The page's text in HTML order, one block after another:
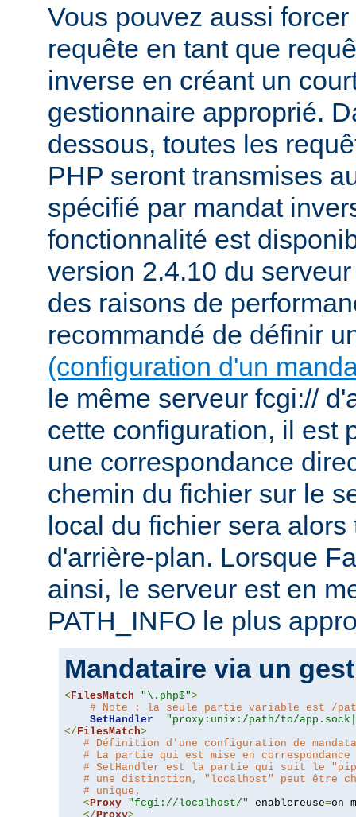
Vous pouvez aussi
requête en tant que
inverse en créant un
gestionnaire approprié.
dessous, toutes les
PHP seront transmises
spécifié par mandat
fonctionnalité est
version 2.4.10 du
des raisons de
recommandé de définir
(configuration d'un
le même serveur fcgi://
cette configuration, il est
une correspondance
chemin du fichier sur le
local du fichier sera
d'arrière-plan. Lorsque
ainsi, le serveur est en
PATH_INFO le plus
Mandataire via un
< FilesMatch "\.php$">
# Note : la seule partie variable est /
SetHandler
"proxy:unix:/path/to/
</ FilesMatch>
# Définition d'une configuration de
# La partie qui est mise en
# SetHandler est la partie qui suit le
# une distinction, "localhost" peut être
# unique.
< Proxy "fcgi://localhost/" enablereuse=on